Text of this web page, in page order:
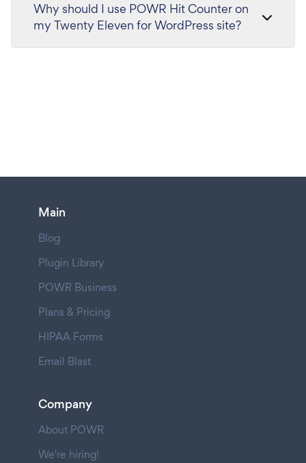
Why should I use POWR Hit Counter on
my Twenty Eleven for WordPress site?
Main
Blog
Plugin Library
POWR Business
Plans & Pricing
HIPAA Forms
Email Blast
Company
About POWR
We're hiring!